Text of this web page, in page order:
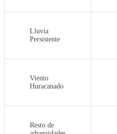
Lluvia
Persistente
Viento
Huracanado
Resto de